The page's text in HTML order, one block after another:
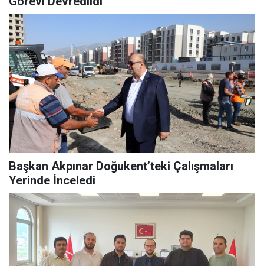
Başkan Akpınar Doğukent’teki Çalışmaları
Yerinde İnceledi